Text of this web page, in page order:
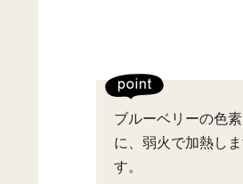
ブルーベリーの色
に、弱火で加熱し
す。